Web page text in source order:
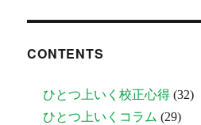
CONTENTS
ひとつ上いく校正心得 (32)
ひとつ上いくコラム (29)